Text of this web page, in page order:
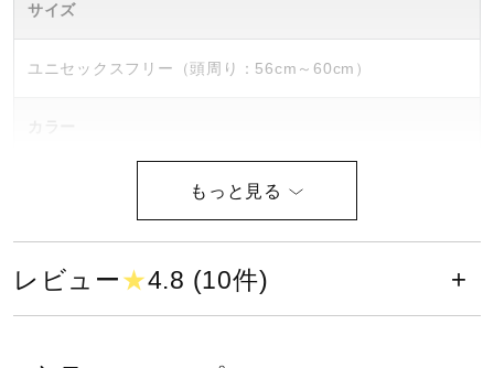
メディカル
セール
サイズ
ユニセックスフリー（頭周り：56cm～60cm）
49：ベージュ
本体：綿100％
レビュー★4.8 (10件)